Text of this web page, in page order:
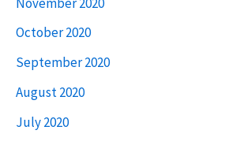
October 2020
September 2020
August 2020
July 2020